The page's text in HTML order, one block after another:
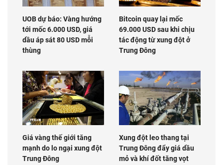
UOB dự báo: Vàng hướng
tới mốc 6.000 USD, giá
dầu áp sát 80 USD mỗi
thùng
Bitcoin quay lại mốc
69.000 USD sau khi chịu
tác động từ xung đột ở
Trung Đông
Giá vàng thế giới tăng
mạnh do lo ngại xung đột
Trung Đông
Xung đột leo thang tại
Trung Đông đẩy giá dầu
mỏ và khí đốt tăng vọt